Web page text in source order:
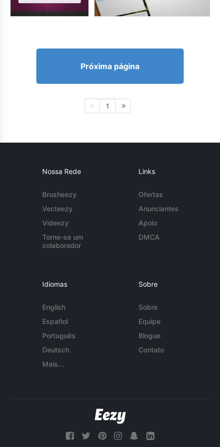
Próxima página
1
Nossa Rede
Brusheezy
Vecteezy
Videezy
Torne-se um
colaborador
Links
Ofertas
Anunciantes
Apoio
DMCA
Idiomas
English
Español
Português
Deutsch
Mais...
Sobre
Sobre
Equipe
Blogue
Contato